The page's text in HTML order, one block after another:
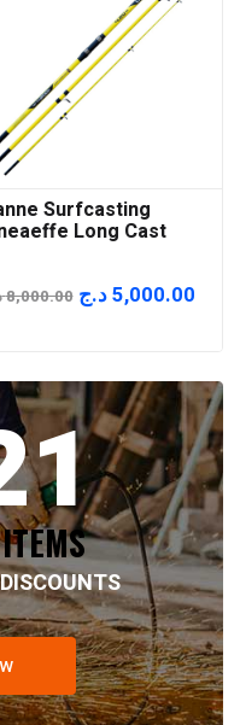
Surfcasting
Long Cast
8,000.00 Le
était :
8,000.00 د.ج.
5,000.00د.ج
Le
est :